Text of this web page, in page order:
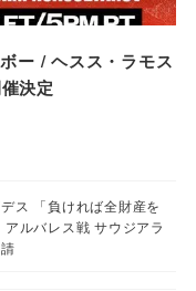
ー / ヘスス・ラモス
決定
ス 「負ければ全財産を
ルバレス戦 サウジアラ